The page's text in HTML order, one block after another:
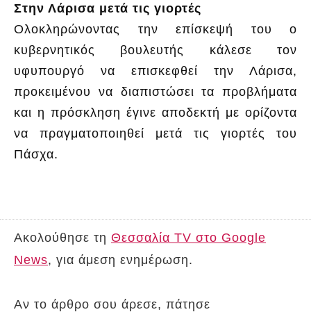
Στην Λάρισα μετά τις γιορτές
Ολοκληρώνοντας την επίσκεψή του ο
κυβερνητικός βουλευτής κάλεσε τον
υφυπουργό να επισκεφθεί την Λάρισα,
προκειμένου να διαπιστώσει τα προβλήματα
και η πρόσκληση έγινε αποδεκτή με ορίζοντα
να πραγματοποιηθεί μετά τις γιορτές του
Πάσχα.
Ακολούθησε τη Θεσσαλία TV στο Google
News, για άμεση ενημέρωση.
Αν το άρθρο σου άρεσε, πάτησε